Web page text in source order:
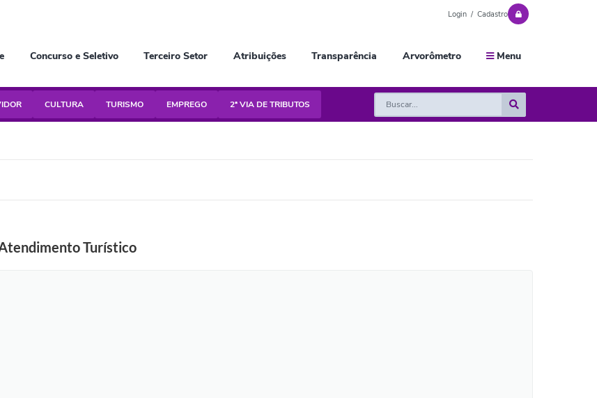
Login / Cadastro
Concurso e Seletivo Terceiro Setor Atribuições Transparência Arvorômetro Menu
CULTURA TURISMO EMPREGO 2ª VIA DE TRIBUTOS
Turístico